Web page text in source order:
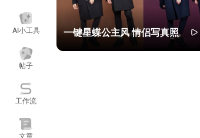
AI小工具
帖子
工作流
文章
一键星蝶公主风 情侣写真照